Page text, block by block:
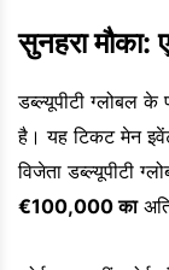
सुनहरा
डब्ल्यूपीटी ग्लोबल
है। यह टिकट मेन
विजेता डब्ल्यूपीटी
€100,000 का